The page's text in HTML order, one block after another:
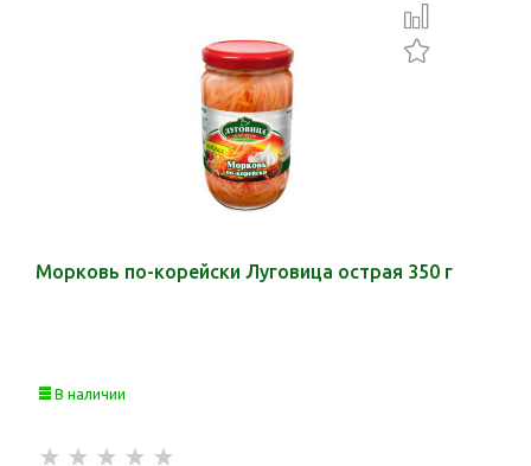
Морковь по-корейски Луговица острая 350 г
В наличии